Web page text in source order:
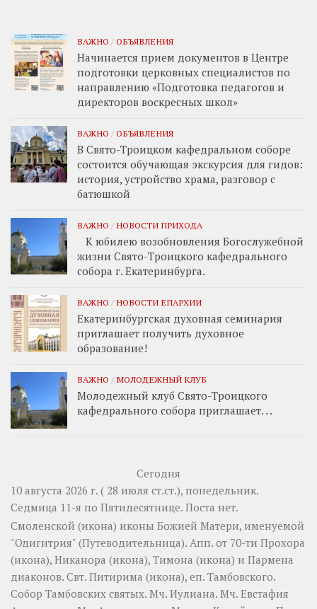
ВАЖНО / ОБЪЯВЛЕНИЯ
Начинается прием документов в Центре
подготовки церковных специалистов по
направлению «Подготовка педагогов и
директоров воскресных школ»
ВАЖНО / ОБЪЯВЛЕНИЯ
В Свято-Троицком кафедральном соборе
состоится обучающая экскурсия для гидов:
история, устройство храма, разговор с
батюшкой
ВАЖНО / НОВОСТИ ПРИХОДА
К юбилею возобновления Богослужебной
жизни Свято-Троицкого кафедрального
собора г. Екатеринбурга.
ВАЖНО / НОВОСТИ ЕПАРХИИ
Екатеринбургская духовная семинария
приглашает получить духовное
образование!
ВАЖНО / МОЛОДЕЖНЫЙ КЛУБ
Молодежный клуб Свято-Троицкого
кафедрального собора приглашает. . .
Сегодня
10 августа 2026 г. ( 28 июля ст.ст.), понедельник.
Седмица 11-я по Пятидесятнице. Поста нет.
Смоленской (икона) иконы Божией Матери, именуемой
"Одигитрия" (Путеводительница). Апп. от 70-ти Прохора
(икона), Никанора (икона), Тимона (икона) и Пармена
диаконов. Свт. Питирима (икона), еп. Тамбовского.
Собор Тамбовских святых. Мч. Иулиана. Мч. Евстафия